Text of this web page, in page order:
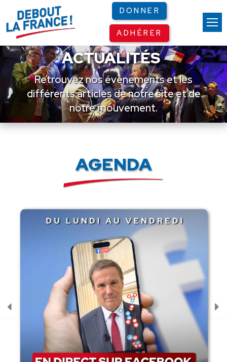
DONNER
ADHÉRER
ACTUALITÉS
Retrouvez nos événements et les
différents articles de notre site et de
notre mouvement.
AGENDA
Panneau de gestion des cookies